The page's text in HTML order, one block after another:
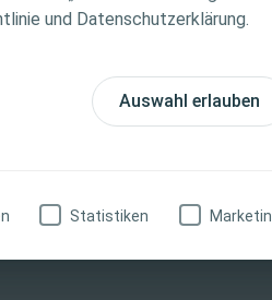
und Datenschutzerklärung.
Auswahl erlauben
Statistiken
vorgestellten Produkten,